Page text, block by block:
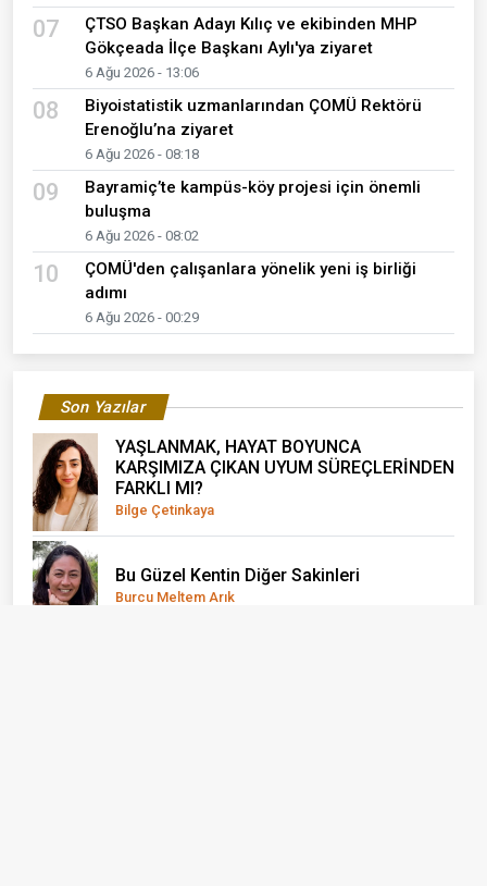
07
ÇTSO Başkan Adayı Kılıç ve ekibinden MHP
Gökçeada İlçe Başkanı Aylı'ya ziyaret
6 Ağu 2026 - 13:06
08
Biyoistatistik uzmanlarından ÇOMÜ Rektörü
Erenoğlu’na ziyaret
6 Ağu 2026 - 08:18
09
Bayramiç’te kampüs-köy projesi için önemli
buluşma
6 Ağu 2026 - 08:02
10
ÇOMÜ'den çalışanlara yönelik yeni iş birliği
adımı
6 Ağu 2026 - 00:29
Son Yazılar
YAŞLANMAK, HAYAT BOYUNCA
KARŞIMIZA ÇIKAN UYUM SÜREÇLERİNDEN
FARKLI MI?
Bilge Çetinkaya
Bu Güzel Kentin Diğer Sakinleri
Burcu Meltem Arık